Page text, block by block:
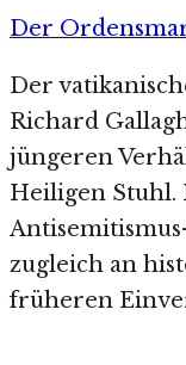
Der
Der
Richard
jüngeren
Heiligen Stuhl.
zugleich an
früheren